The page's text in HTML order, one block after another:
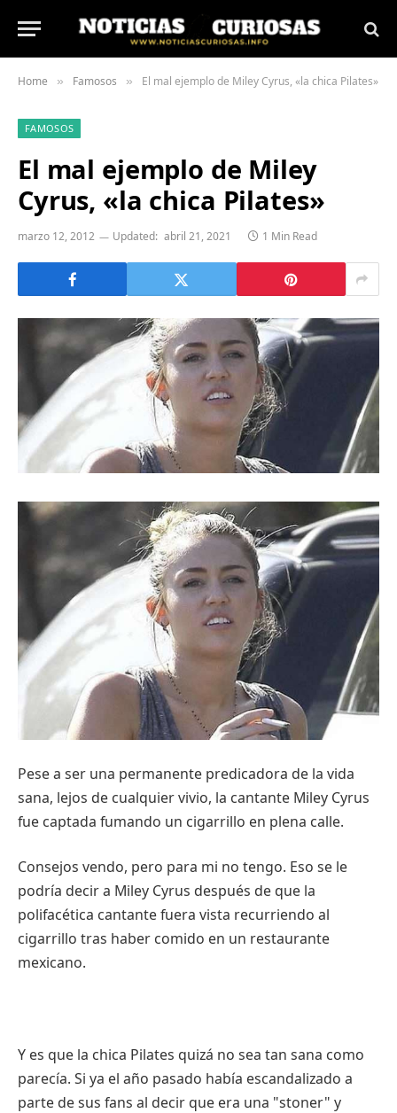
Home » Famosos » El mal ejemplo de Miley Cyrus, «la chica Pilates»
FAMOSOS
El mal ejemplo de Miley
Cyrus, «la chica Pilates»
marzo 12, 2012 Updated: abril 21, 2021 1 Min Read
Pese a ser una permanente predicadora de la vida
sana, lejos de cualquier vivio, la cantante Miley Cyrus
fue captada fumando un cigarrillo en plena calle.
Consejos vendo, pero para mi no tengo. Eso se le
podría decir a Miley Cyrus después de que la
polifacética cantante fuera vista recurriendo al
cigarrillo tras haber comido en un restaurante
mexicano.
Y es que la chica Pilates quizá no sea tan sana como
parecía. Si ya el año pasado había escandalizado a
parte de sus fans al decir que era una "stoner" y